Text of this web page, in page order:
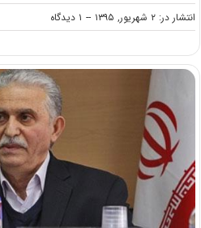
انتشار در: ۲ شهریور, ۱۳۹۵ -- ۱ دیدگاه
on
اعلام
دسته
بندی
دانشگاه‌ها
در
بخش
جامع
و
تخصصی